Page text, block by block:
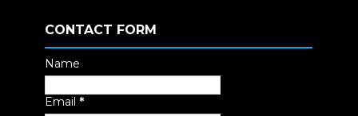
CONTACT FORM
Name
Email *